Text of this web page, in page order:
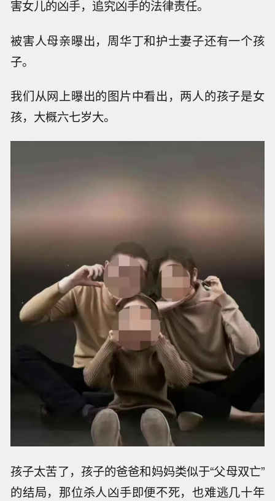
害女儿的凶手，追究凶手的法律责任。
被害人母亲曝出，周华丁和护士妻子还有一个孩
子。
我们从网上曝出的图片中看出，两人的孩子是女
孩，大概六七岁大。
孩子太苦了，孩子的爸爸和妈妈类似于“父母双亡”
的结局，那位杀人凶手即便不死，也难逃几十年